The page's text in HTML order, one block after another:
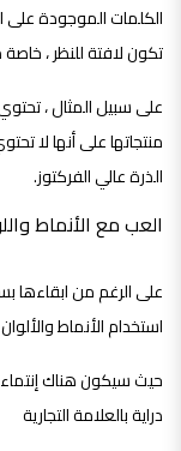
الكلمات الموجودة
تكون لافتة للنظر ،
على سبيل المثال ،
منتجاتها على أنها لا
الذرة عالي الفركتوز.
العب مع الأنماط
على الرغم من ابقاءها
استخدام الأنماط
حيث سيكون هناك
دراية بالعلامة التجارية